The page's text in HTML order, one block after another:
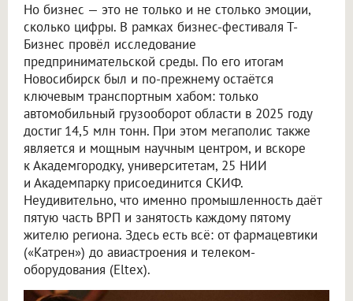
Но бизнес — это не только и не столько эмоции,
сколько цифры. В рамках бизнес-фестиваля Т-
Бизнес провёл исследование
предпринимательской среды. По его итогам
Новосибирск был и по-прежнему остаётся
ключевым транспортным хабом: только
автомобильный грузооборот области в 2025 году
достиг 14,5 млн тонн. При этом мегаполис также
является и мощным научным центром, и вскоре
к Академгородку, университетам, 25 НИИ
и Академпарку присоединится СКИФ.
Неудивительно, что именно промышленность даёт
пятую часть ВРП и занятость каждому пятому
жителю региона. Здесь есть всё: от фармацевтики
(«Катрен») до авиастроения и телеком-
оборудования (Eltex).